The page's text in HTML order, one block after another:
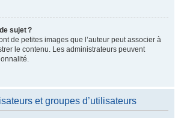
sujet ?
de petites images que l’auteur peut associer à
le contenu. Les administrateurs peuvent
et groupes d’utilisateurs